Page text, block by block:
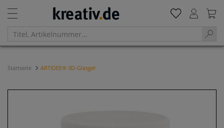
Startseite ARTIDEE® 3D-Glasgel